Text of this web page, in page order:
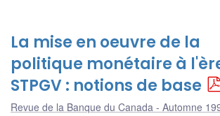
La mise en oeuvre de la
politique monétaire à
STPGV : notions de base
Revue de la Banque du Canada - Automne